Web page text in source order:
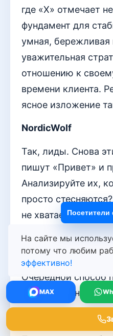
где «Х» отмечает
фундамент для
умная, бережливая
уважительная
отношению к
времени клиента.
ясное изложение
NordicWolf
Так, лиды. Снова
пишут «Привет» и
Анализируйте их,
просто
не хватает или
DriftKing
Очередной способ
по «волшебным
На сайте мы
потому что любим
эффективно!
MAX
Посетители